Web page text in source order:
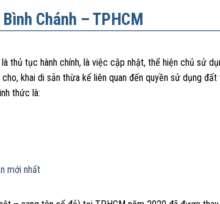
Chánh – TPHCM
thủ tục hành chính, là việc cập nhật, thể hiện chủ sử
khai di sản thừa kế liên quan đến quyền sử dụng
thức là: